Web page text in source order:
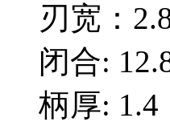
刃宽：
闭合:
柄厚: 1.4